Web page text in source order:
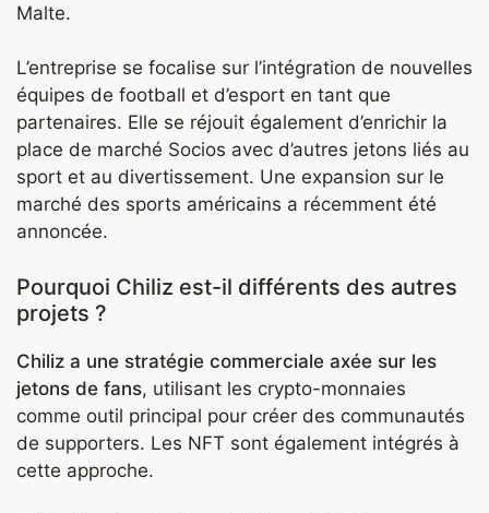
Malte.
L’entreprise se focalise sur l’intégration de nouvelles
équipes de football et d’esport en tant que
partenaires. Elle se réjouit également d’enrichir la
place de marché Socios avec d’autres jetons liés au
sport et au divertissement. Une expansion sur le
marché des sports américains a récemment été
annoncée.
Pourquoi Chiliz est-il différents des autres
projets ?
Chiliz a une stratégie commerciale axée sur les
jetons de fans, utilisant les crypto-monnaies
comme outil principal pour créer des communautés
de supporters. Les NFT sont également intégrés à
cette approche.